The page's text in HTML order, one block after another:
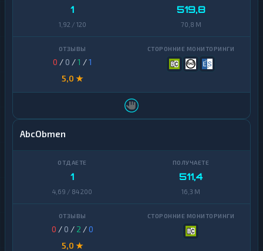
1
1,92 / 120
519,8
70,8 M
0 / 0 /1 /1
5,0 ★
AbcObmen
1
4,69 / 84 200
511,4
16,3 M
0 / 0 / 2 /0
5,0 ★